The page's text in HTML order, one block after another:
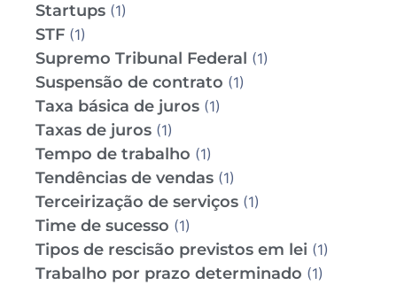
Startups (1)
STF (1)
Supremo Tribunal Federal (1)
Suspensão de contrato (1)
Taxa básica de juros (1)
Taxas de juros (1)
Tempo de trabalho (1)
Tendências de vendas (1)
Terceirização de serviços (1)
Time de sucesso (1)
Tipos de rescisão previstos em lei (1)
Trabalho por prazo determinado (1)